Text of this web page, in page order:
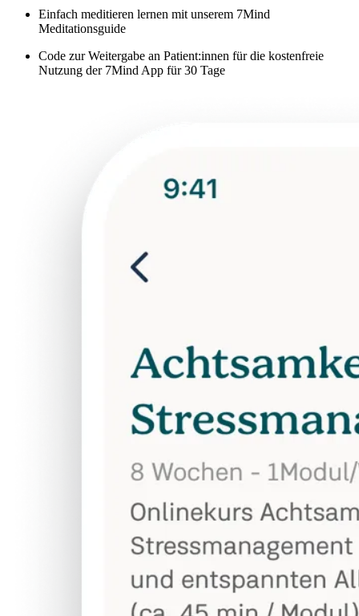
Einfach meditieren lernen mit unserem 7Mind
Meditationsguide
Code zur Weitergabe an Patient:innen für die kostenfreie
Nutzung der 7Mind App für 30 Tage